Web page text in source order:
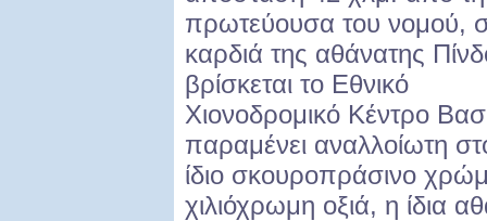
πρωτεύουσα του νομού,
καρδιά της αθάνατης
βρίσκεται το Εθνικό
Χιονοδρομικό Κέντρο
παραμένει αναλλοίωτη
ίδιο σκουροπράσινο
χιλιόχρωμη οξιά, η ίδια